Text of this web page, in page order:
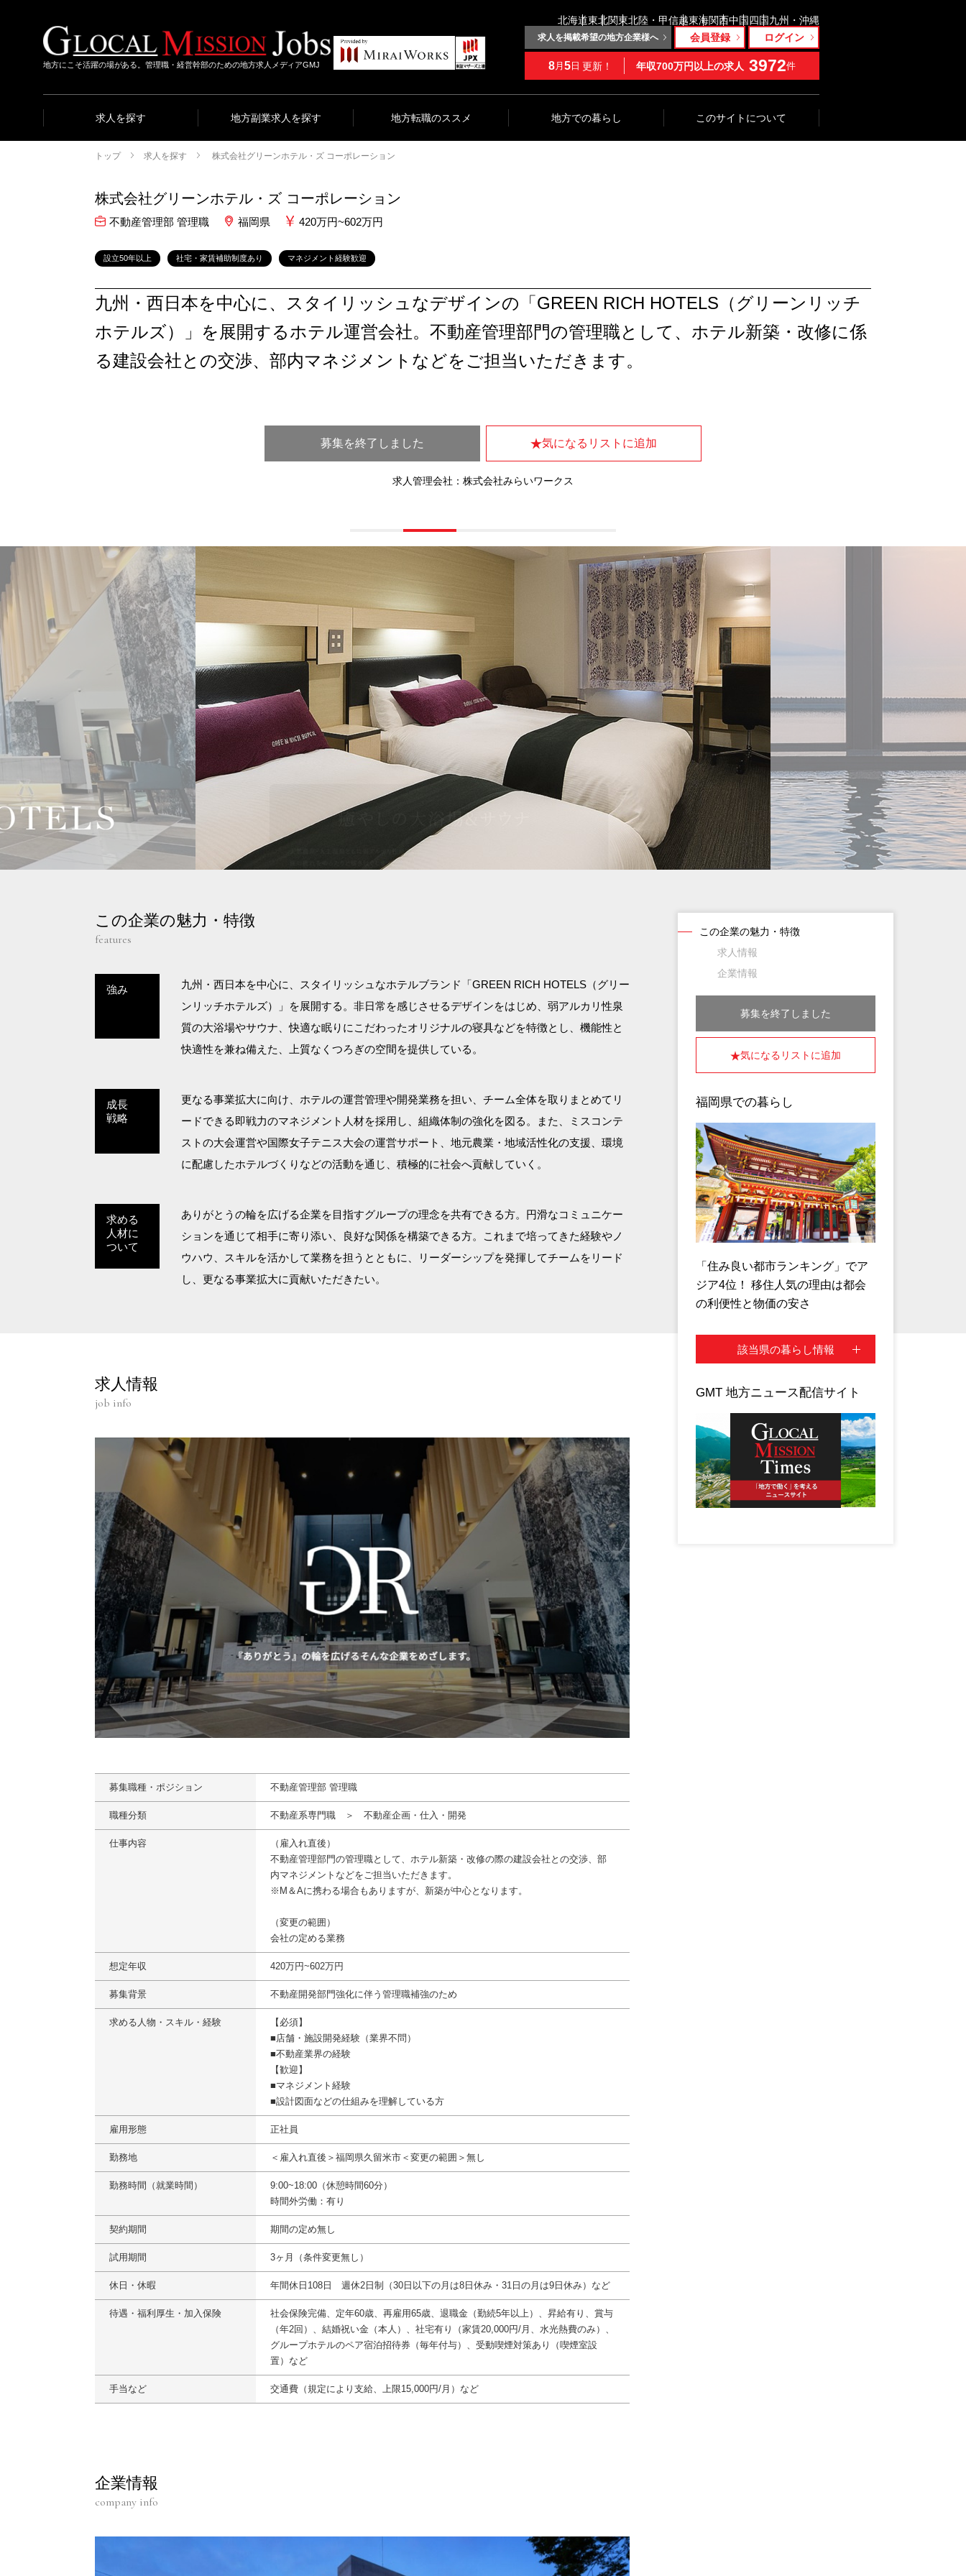
地方にこそ活躍の場がある。管理職・経営幹部のための地方求人メディアGMJ
北海道東北関東北陸・甲信越東海関西中国四国九州・沖縄
求人を掲載希望の地方企業様へ 会員登録 ログイン
8月 5日 更新！ 年収700万円以上の求人 3972件
求人を探す 地方副業求人を探す 地方転職のススメ 地方での暮らし このサイトについて
トップ 求人を探す 株式会社グリーンホテル・ズ コーポレーション
株式会社グリーンホテル・ズ コーポレーション
不動産管理部 管理職 福岡県 420万円~602万円
設立50年以上 社宅・家賃補助制度あり マネジメント経験歓迎
九州・西日本を中心に、スタイリッシュなデザインの「GREEN RICH HOTELS（グリーンリッチ
ホテルズ）」を展開するホテル運営会社。不動産管理部門の管理職として、ホテル新築・改修に係
る建設会社との交渉、部内マネジメントなどをご担当いただきます。
募集を終了しました 気になるリストに追加
求人管理会社：株式会社みらいワークス
この企業の魅力・特徴
features
強み
九州・西日本を中心に、スタイリッシュなホテルブランド「GREEN RICH HOTELS（グリー
ンリッチホテルズ）」を展開する。非日常を感じさせるデザインをはじめ、弱アルカリ性泉
質の大浴場やサウナ、快適な眠りにこだわったオリジナルの寝具などを特徴とし、機能性と
快適性を兼ね備えた、上質なくつろぎの空間を提供している。
成長
戦略
更なる事業拡大に向け、ホテルの運営管理や開発業務を担い、チーム全体を取りまとめてリ
ードできる即戦力のマネジメント人材を採用し、組織体制の強化を図る。また、ミスコンテ
ストの大会運営や国際女子テニス大会の運営サポート、地元農業・地域活性化の支援、環境
に配慮したホテルづくりなどの活動を通じ、積極的に社会へ貢献していく。
求める
人材に
ついて
ありがとうの輪を広げる企業を目指すグループの理念を共有できる方。円滑なコミュニケー
ションを通じて相手に寄り添い、良好な関係を構築できる方。これまで培ってきた経験やノ
ウハウ、スキルを活かして業務を担うとともに、リーダーシップを発揮してチームをリード
し、更なる事業拡大に貢献いただきたい。
求人情報
job info
募集職種・ポジション 不動産管理部 管理職
職種分類 不動産系専門職 ＞ 不動産企画・仕入・開発
仕事内容
（雇入れ直後）
不動産管理部門の管理職として、ホテル新築・改修の際の建設会社との交渉、部
内マネジメントなどをご担当いただきます。
※M＆Aに携わる場合もありますが、新築が中心となります。
（変更の範囲）
会社の定める業務
想定年収 420万円~602万円
募集背景 不動産開発部門強化に伴う管理職補強のため
求める人物・スキル・経験
【必須】
■店舗・施設開発経験（業界不問）
■不動産業界の経験
【歓迎】
■マネジメント経験
■設計図面などの仕組みを理解している方
雇用形態 正社員
勤務地 ＜雇入れ直後＞福岡県久留米市＜変更の範囲＞無し
勤務時間（就業時間）
9:00~18:00（休憩時間60分）
時間外労働：有り
契約期間 期間の定め無し
試用期間 3ヶ月（条件変更無し）
休日・休暇 年間休日108日 週休2日制（30日以下の月は8日休み・31日の月は9日休み）など
待遇・福利厚生・加入保険
社会保険完備、定年60歳、再雇用65歳、退職金（勤続5年以上）、昇給有り、賞与
（年2回）、結婚祝い金（本人）、社宅有り（家賃20,000円/月、水光熱費のみ）、
グループホテルのペア宿泊招待券（毎年付与）、受動喫煙対策あり（喫煙室設
置）など
手当など 交通費（規定により支給、上限15,000円/月）など
企業情報
company info
この企業の魅力・特徴
求人情報
企業情報
募集を終了しました
気になるリストに追加
福岡県での暮らし
「住み良い都市ランキング」でア
ジア4位！ 移住人気の理由は都会
の利便性と物価の安さ
該当県の暮らし情報
GMT 地方ニュース配信サイト